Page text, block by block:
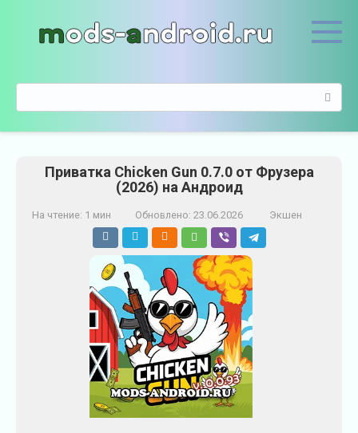
о
Приватка Chicken Gun 0.7.0 от Фрузера
(2026) на Андроид
На чтение: 1 мин Обновлено: 23.06.2026 Экшен